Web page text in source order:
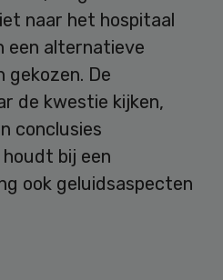
naar het hospitaal
een alternatieve
gekozen. De
de kwestie kijken,
conclusies
bij een
ook geluidsaspecten